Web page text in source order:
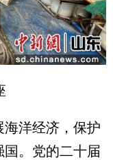
洋经济，保护
。党的二十届